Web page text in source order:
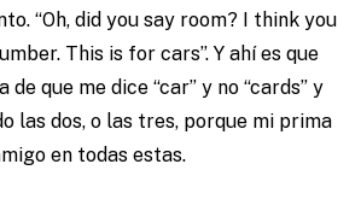
“Oh, did you say room? I think you
This is for cars”. Y ahí es que
que me dice “car” y no “cards” y
las dos, o las tres, porque mi prima
en todas estas.